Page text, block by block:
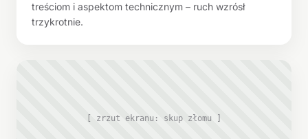
treściom i aspektom technicznym – ruch wzrósł
trzykrotnie.
[ zrzut ekranu: skup złomu ]